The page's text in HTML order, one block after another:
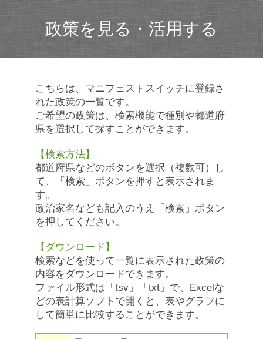
政策を見る・活用する
こちらは、マニフェストスイッチに登録さ
れた政策の一覧です。
ご希望の政策は、検索機能で種別や都道府
県を選択して探すことができます。
【検索方法】
都道府県などのボタンを選択（複数可）し
て、「検索」ボタンを押すと表示されま
す。
政治家名なども記入のうえ「検索」ボタン
を押してください。
【ダウンロード】
検索などを使って一覧に表示された政策の
内容をダウンロードできます。
ファイル形式は「tsv」「txt」で、Excelな
どの表計算ソフトで開くと、表やグラフに
して簡単に比較することができます。